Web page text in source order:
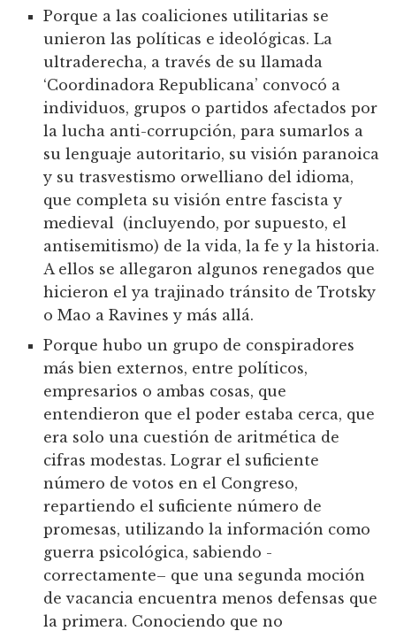
Porque a las coaliciones utilitarias se
unieron las políticas e ideológicas. La
ultraderecha, a través de su llamada
‘Coordinadora Republicana’ convocó a
individuos, grupos o partidos afectados por
la lucha anti-corrupción, para sumarlos a
su lenguaje autoritario, su visión paranoica
y su trasvestismo orwelliano del idioma,
que completa su visión entre fascista y
medieval (incluyendo, por supuesto, el
antisemitismo) de la vida, la fe y la historia.
A ellos se allegaron algunos renegados que
hicieron el ya trajinado tránsito de Trotsky
o Mao a Ravines y más allá.
Porque hubo un grupo de conspiradores
más bien externos, entre políticos,
empresarios o ambas cosas, que
entendieron que el poder estaba cerca, que
era solo una cuestión de aritmética de
cifras modestas. Lograr el suficiente
número de votos en el Congreso,
repartiendo el suficiente número de
promesas, utilizando la información como
guerra psicológica, sabiendo -
correctamente– que una segunda moción
de vacancia encuentra menos defensas que
la primera. Conociendo que no